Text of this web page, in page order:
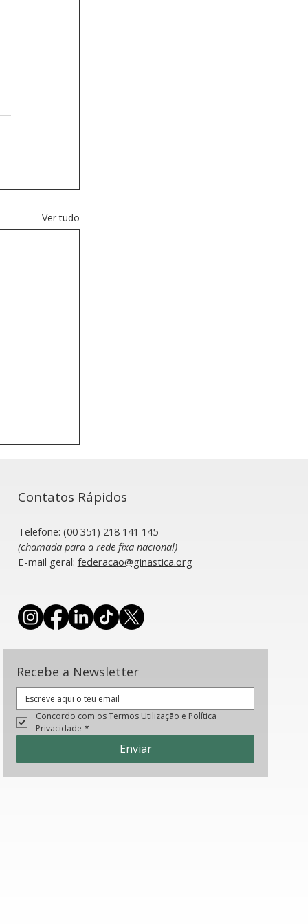
Ver tudo
Recebe a Newsletter
Concordo com os Termos Utilização e Política
Privacidade *
Enviar
Contatos Rápidos
Telefone: (00 351) 218 141 145
(chamada para a rede fixa nacional)
​E-mail geral: federacao@ginastica.org